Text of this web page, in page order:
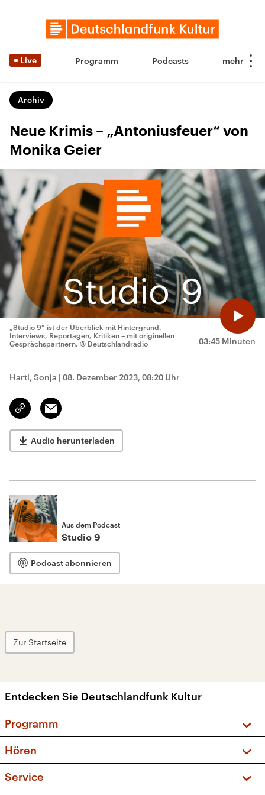
Live Programm Podcasts
Archiv
Neue Krimis – „Antoniusfeuer“ von
Monika Geier
03:45 Minuten
„Studio 9“ ist der Überblick mit Hintergrund.
Interviews, Reportagen, Kritiken – mit originellen
Gesprächspartnern. © Deutschlandradio
Hartl, Sonja | 08. Dezember 2023, 08:20 Uhr
Link
kopieren/teilen
Email
Audio herunterladen
Aus dem Podcast
Studio 9
Podcast abonnieren
Zur Startseite
Entdecken Sie Deutschlandfunk Kultur
Programm
Sendungen und Podcasts
Musikliste
Hören
Frequenzen (UKW + DAB+)
Service